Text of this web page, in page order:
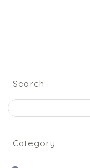
Search
Category